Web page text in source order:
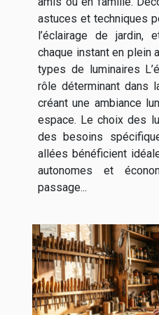
astuces et techniques
l’éclairage de jardin,
chaque instant en plein
types de luminaires
rôle déterminant dans
créant une ambiance
espace. Le choix des
des besoins
allées bénéficient
autonomes et
passage...